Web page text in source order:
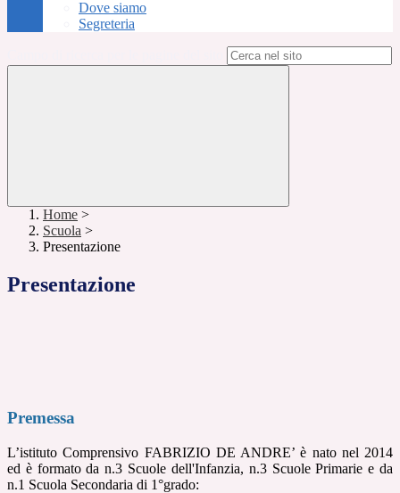
Dove siamo
Segreteria
Home >
Scuola >
Presentazione
Presentazione
Premessa
L’istituto Comprensivo FABRIZIO DE ANDRE’ è nato nel 2014
ed è formato da n.3 Scuole dell'Infanzia, n.3 Scuole Primarie e da
n.1 Scuola Secondaria di 1°grado: